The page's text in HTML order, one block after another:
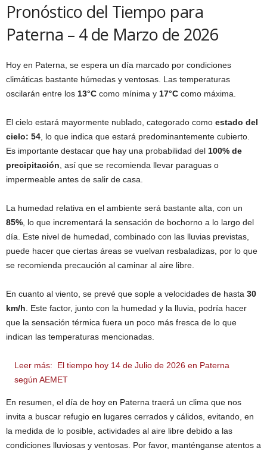
Pronóstico del Tiempo para
Paterna – 4 de Marzo de 2026
Hoy en Paterna, se espera un día marcado por condiciones
climáticas bastante húmedas y ventosas. Las temperaturas
oscilarán entre los 13°C como mínima y 17°C como máxima.
El cielo estará mayormente nublado, categorado como estado del
cielo: 54, lo que indica que estará predominantemente cubierto.
Es importante destacar que hay una probabilidad del 100% de
precipitación, así que se recomienda llevar paraguas o
impermeable antes de salir de casa.
La humedad relativa en el ambiente será bastante alta, con un
85%, lo que incrementará la sensación de bochorno a lo largo del
día. Este nivel de humedad, combinado con las lluvias previstas,
puede hacer que ciertas áreas se vuelvan resbaladizas, por lo que
se recomienda precaución al caminar al aire libre.
En cuanto al viento, se prevé que sople a velocidades de hasta 30
km/h. Este factor, junto con la humedad y la lluvia, podría hacer
que la sensación térmica fuera un poco más fresca de lo que
indican las temperaturas mencionadas.
Leer más:
El tiempo hoy 14 de Julio de 2026 en Paterna
según AEMET
En resumen, el día de hoy en Paterna traerá un clima que nos
invita a buscar refugio en lugares cerrados y cálidos, evitando, en
la medida de lo posible, actividades al aire libre debido a las
condiciones lluviosas y ventosas. Por favor, manténganse atentos a